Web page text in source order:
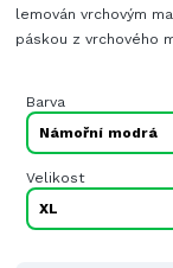
lemován vrchovým
páskou z vrchového
Barva
Velikost